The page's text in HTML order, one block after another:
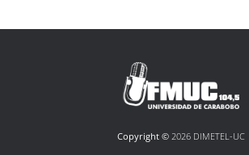
Copyright © 2026 DIMETEL-UC